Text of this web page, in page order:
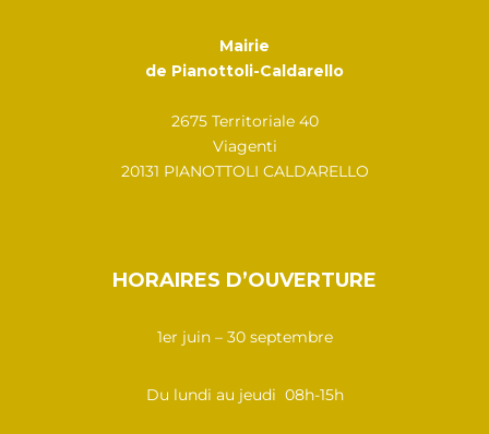
Mairie
de Pianottoli-Caldarello
2675 Territoriale 40
Viagenti
20131 PIANOTTOLI CALDARELLO
HORAIRES D’OUVERTURE
1er juin – 30 septembre
Du lundi au jeudi 08h-15h